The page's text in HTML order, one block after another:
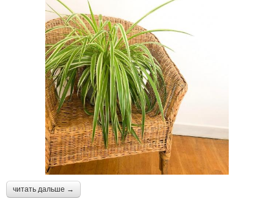
читать дальше →